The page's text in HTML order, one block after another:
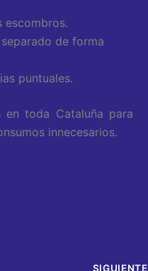
escombros.
de forma
puntuales.
en toda Cataluña para
innecesarios.
SIGUIENTE